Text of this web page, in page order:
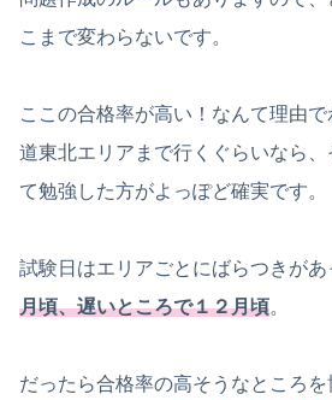
こまで変わらないです。
ここの合格率が高い！なんて理由
道東北エリアまで行くぐらいなら
て勉強した方がよっぽど確実です。
試験日はエリアごとにばらつきがあ
月頃、遅いところで１２月頃。
だったら合格率の高そうなところを